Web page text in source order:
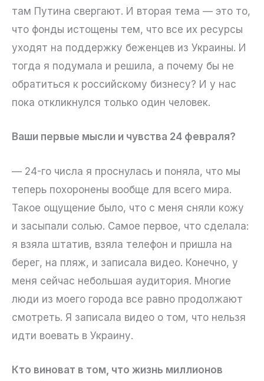
там Путина свергают. И вторая тема — это то,
что фонды истощены тем, что все их ресурсы
уходят на поддержку беженцев из Украины. И
тогда я подумала и решила, а почему бы не
обратиться к российскому бизнесу? И у нас
пока откликнулся только один человек.
Ваши первые мысли и чувства 24 февраля?
— 24-го числа я проснулась и поняла, что мы
теперь похоронены вообще для всего мира.
Такое ощущение было, что с меня сняли кожу
и засыпали солью. Самое первое, что сделала:
я взяла штатив, взяла телефон и пришла на
берег, на пляж, и записала видео. Конечно, у
меня сейчас небольшая аудитория. Многие
люди из моего города все равно продолжают
смотреть. Я записала видео о том, что нельзя
идти воевать в Украину.
Кто виноват в том, что жизнь миллионов